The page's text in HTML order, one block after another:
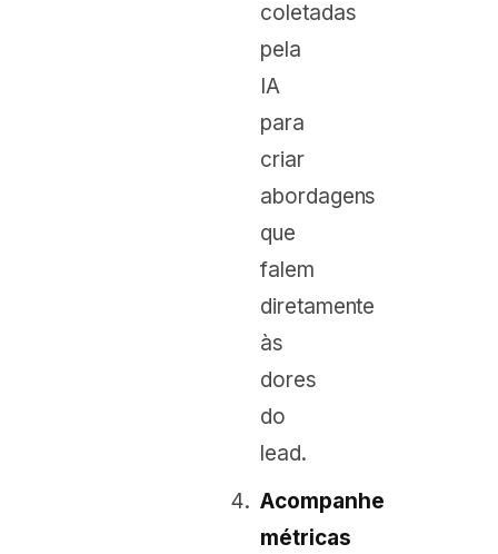
coletadas
pela
IA
para
criar
abordagens
que
falem
diretamente
às
dores
do
lead.
Acompanhe
métricas